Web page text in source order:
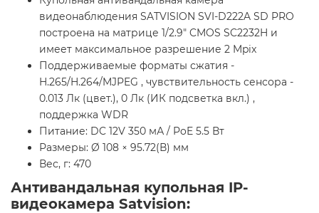
видеонаблюдения SATVISION SVI-D222A SD PRO
построена на матрице 1/2.9" CMOS SC2232H и
имеет максимальное разрешение 2 Mpix
Поддерживаемые форматы сжатия -
H.265/H.264/MJPEG , чувствительность сенсора -
0.013 Лк (цвет.), 0 Лк (ИК подсветка вкл.) ,
поддержка WDR
Питание: DC 12V 350 мА / PoE 5.5 Вт
Размеры: Ø 108 × 95.72(В) мм
Вес, г: 470
Антивандальная купольная IP-
видеокамера Satvision: